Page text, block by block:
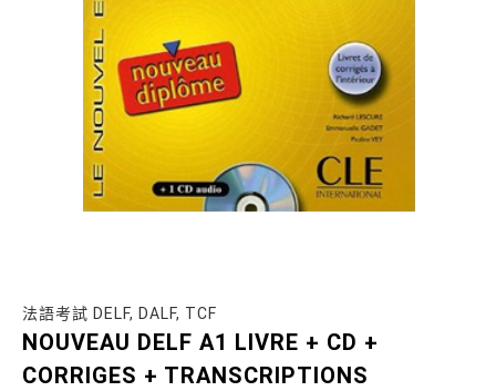
法語考試 DELF, DALF, TCF
NOUVEAU DELF A1 LIVRE + CD +
CORRIGES + TRANSCRIPTIONS